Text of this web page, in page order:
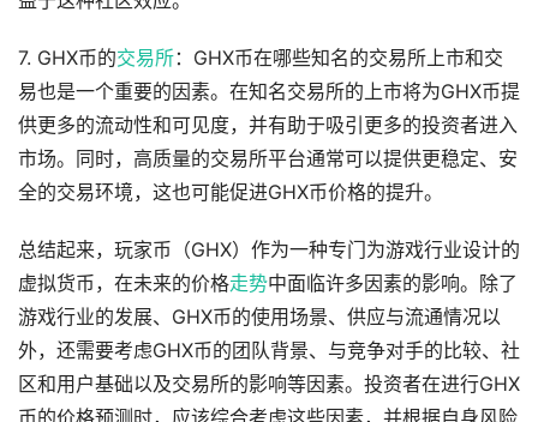
7. GHX币的交易所：GHX币在哪些知名的交易所上市和交
易也是一个重要的因素。在知名交易所的上市将为GHX币提
供更多的流动性和可见度，并有助于吸引更多的投资者进入
市场。同时，高质量的交易所平台通常可以提供更稳定、安
全的交易环境，这也可能促进GHX币价格的提升。
总结起来，玩家币（GHX）作为一种专门为游戏行业设计的
虚拟货币，在未来的价格走势中面临许多因素的影响。除了
游戏行业的发展、GHX币的使用场景、供应与流通情况以
外，还需要考虑GHX币的团队背景、与竞争对手的比较、社
区和用户基础以及交易所的影响等因素。投资者在进行GHX